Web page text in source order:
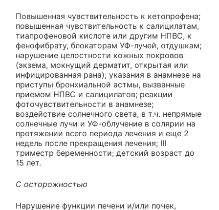
Повышенная чувствительность к кетопрофена;
повышенная чувствительность к салицилатам,
тиапрофеновой кислоте или другим НПВС, к
фенофибрату, блокаторам УФ-лучей, отдушкам;
нарушение целостности кожных покровов
(экзема, мокнущий дерматит, открытая или
инфицированная рана); указания в анамнезе на
приступы бронхиальной астмы, вызванные
приемом НПВС и салицилатов; реакции
фоточувствительности в анамнезе;
воздействие солнечного света, в т.ч. непрямые
солнечные лучи и УФ-облучение в солярии на
протяжении всего периода лечения и еще 2
недель после прекращения лечения; III
триместр беременности; детский возраст до
15 лет.
С осторожностью
Нарушение функции печени и/или почек,